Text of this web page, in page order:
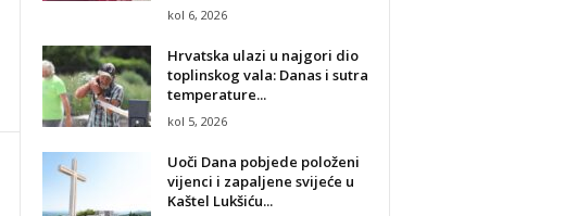
kol 6, 2026
Hrvatska ulazi u najgori dio
toplinskog vala: Danas i sutra
temperature...
kol 5, 2026
Uoči Dana pobjede položeni
vijenci i zapaljene svijeće u
Kaštel Lukšiću...